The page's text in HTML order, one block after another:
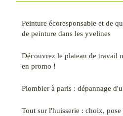
Peinture écoresponsable et de
de peinture dans les yvelines
Découvrez le plateau de travail
en promo !
Plombier à paris : dépannage
Tout sur l'huisserie : choix,